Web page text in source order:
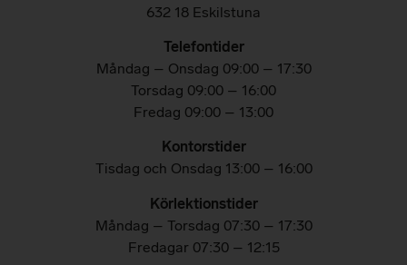
632 18 Eskilstuna
Telefontider
Måndag – Onsdag 09:00 – 17:30
Torsdag 09:00 – 16:00
Fredag 09:00 – 13:00
Kontorstider
Tisdag och Onsdag 13:00 – 16:00
Körlektionstider
Måndag – Torsdag 07:30 – 17:30
Fredagar 07:30 – 12:15